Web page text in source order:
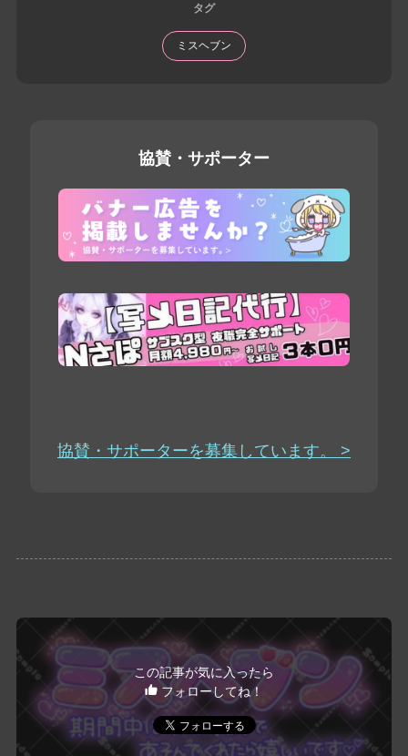
タグ
ミスヘブン
協賛・サポーター
協賛・サポーターを募集しています。 >
この記事が気に入ったら
フォローしてね！